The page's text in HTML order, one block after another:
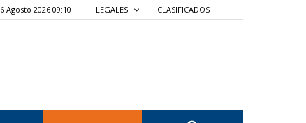
6 Agosto 2026 09:10 LEGALES CLASIFICADOS